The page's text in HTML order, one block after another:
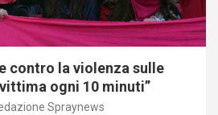
contro la violenza sulle
ogni 10 minuti”
Spraynews